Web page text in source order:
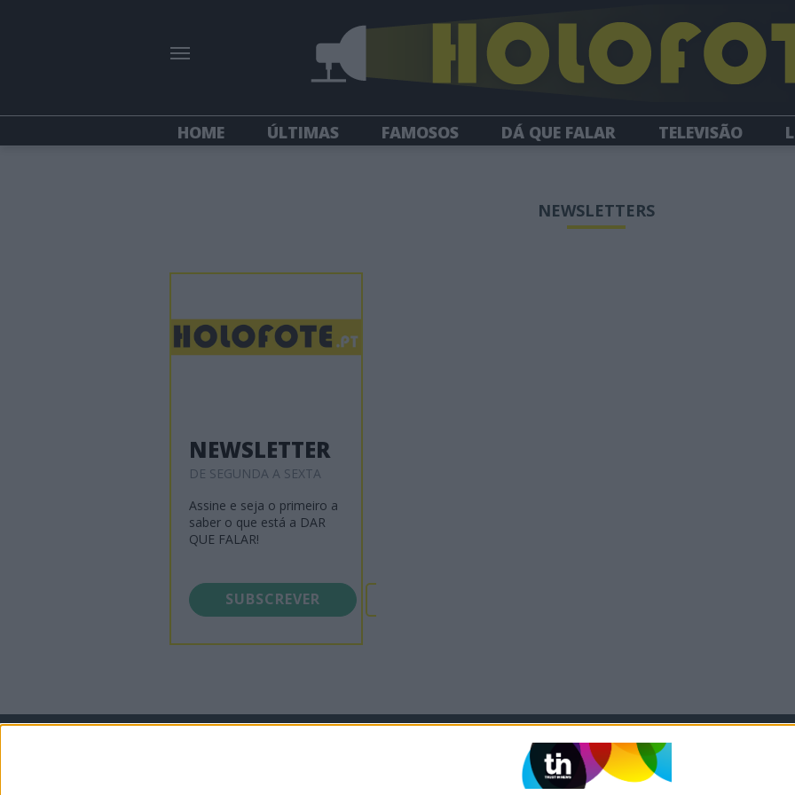
HOME ÚLTIMAS FAMOSOS DÁ QUE FALAR TELEVISÃO
NEWSLETTERS
NEWSLETTER
DE SEGUNDA A SEXTA
Assine e seja o primeiro a
saber o que está a DAR
QUE FALAR!
SUBSCREVER
SITES DO GRUPO TRUST IN NEWS
Activa Caras